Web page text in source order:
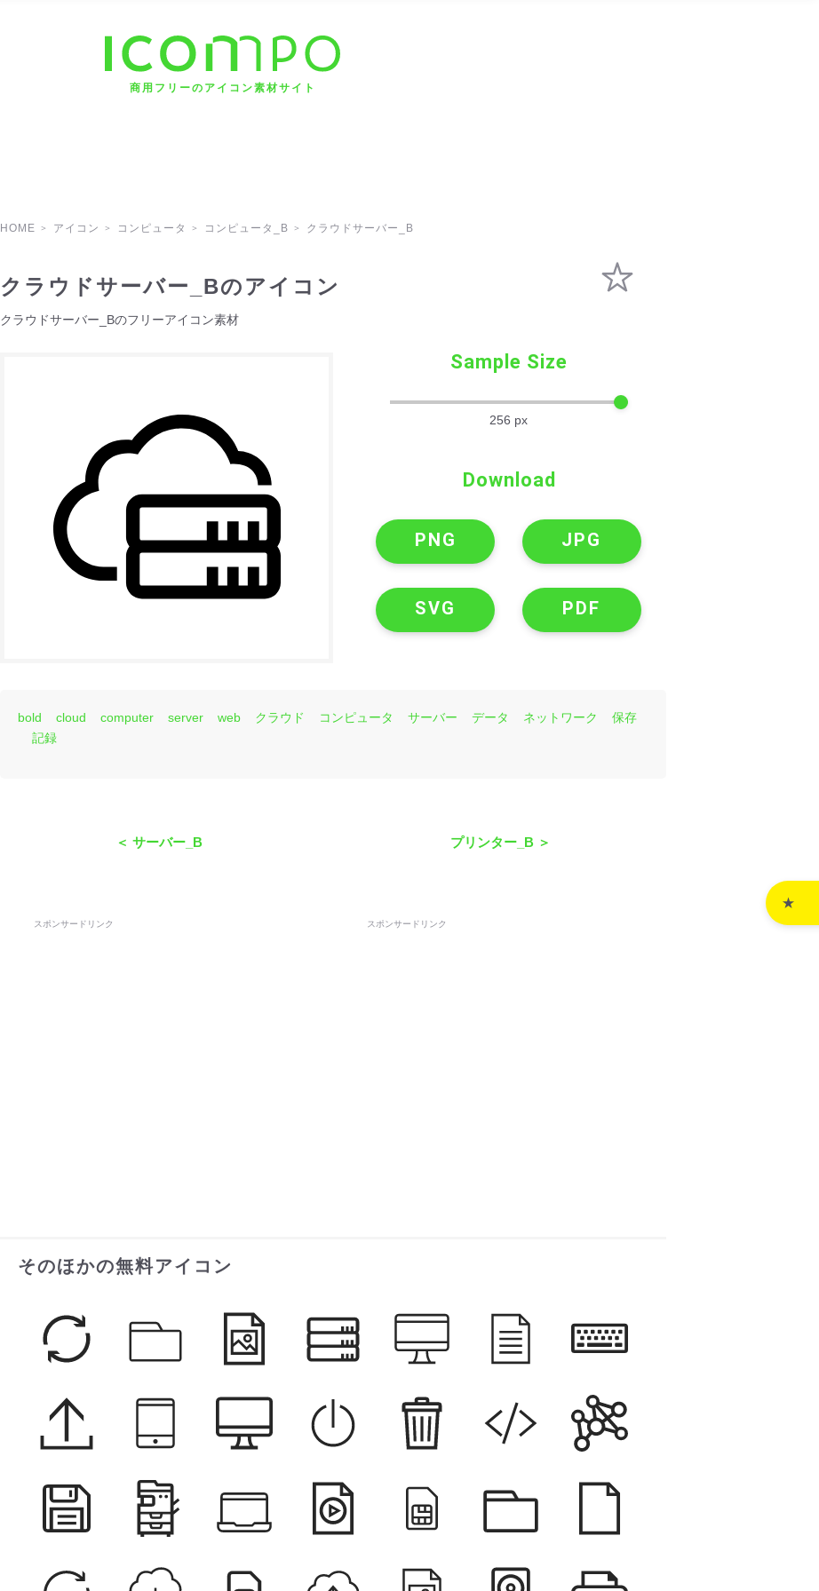
商用フリーのアイコン素材サイト
HOME アイコン コンピュータ コンピュータ_B クラウドサーバー_B
クラウドサーバー_Bのアイコン
クラウドサーバー_Bのフリーアイコン素材
Sample Size
256 px
Download
PNG JPG
SVG PDF
bold cloud computer server web クラウド コンピュータ サーバー データ ネットワーク
保存
記録
＜ サーバー_B プリンター_B ＞
スポンサードリンク スポンサードリンク
そのほかの無料アイコン